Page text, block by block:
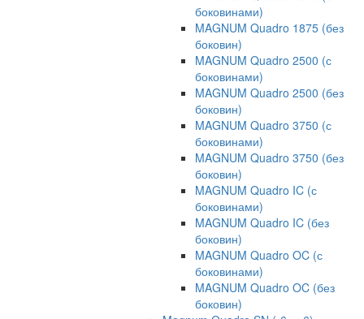
боковинами)
MAGNUM Quadro 1875 (без
боковин)
MAGNUM Quadro 2500 (с
боковинами)
MAGNUM Quadro 2500 (без
боковин)
MAGNUM Quadro 3750 (с
боковинами)
MAGNUM Quadro 3750 (без
боковин)
MAGNUM Quadro IC (с
боковинами)
MAGNUM Quadro IC (без
боковин)
MAGNUM Quadro OC (с
боковинами)
MAGNUM Quadro OC (без
боковин)